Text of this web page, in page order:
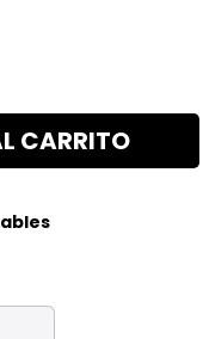
CARRITO